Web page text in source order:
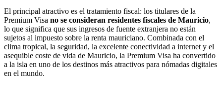
El principal atractivo es el tratamiento fiscal: los titulares de la
Premium Visa no se consideran residentes fiscales de Mauricio,
lo que significa que sus ingresos de fuente extranjera no están
sujetos al impuesto sobre la renta mauriciano. Combinada con el
clima tropical, la seguridad, la excelente conectividad a internet y el
asequible coste de vida de Mauricio, la Premium Visa ha convertido
a la isla en uno de los destinos más atractivos para nómadas digitales
en el mundo.